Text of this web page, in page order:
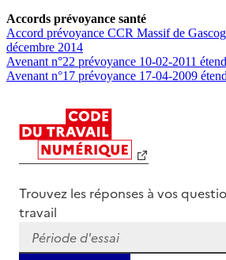
Accords prévoyance santé
Accord prévoyance CCR Massif de
décembre 2014
Avenant n°22 prévoyance 10-02-2011
Avenant n°17 prévoyance 17-04-2009